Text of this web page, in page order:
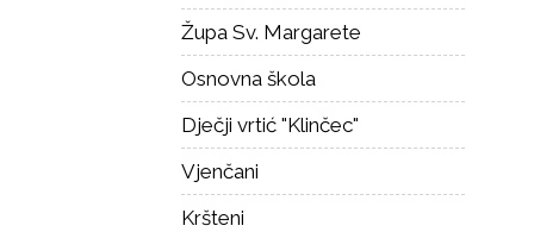
Župa Sv. Margarete
Osnovna škola
Dječji vrtić "Klinčec"
Vjenčani
Kršteni